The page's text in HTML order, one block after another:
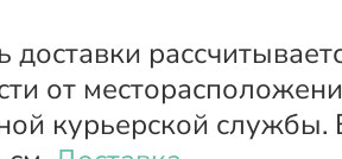
доставки
от
курьерской службы.